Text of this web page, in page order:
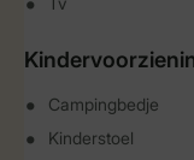
Campingbedje
Kinderstoel